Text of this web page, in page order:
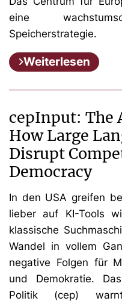
eine
Speicherstrategie.
Weiterlesen
cepInput: The
How Large
Disrupt
Democracy
In den USA greifen
lieber auf KI-Tools
klassische
Wandel in vollem
negative Folgen für
und Demokratie.
Politik (cep)